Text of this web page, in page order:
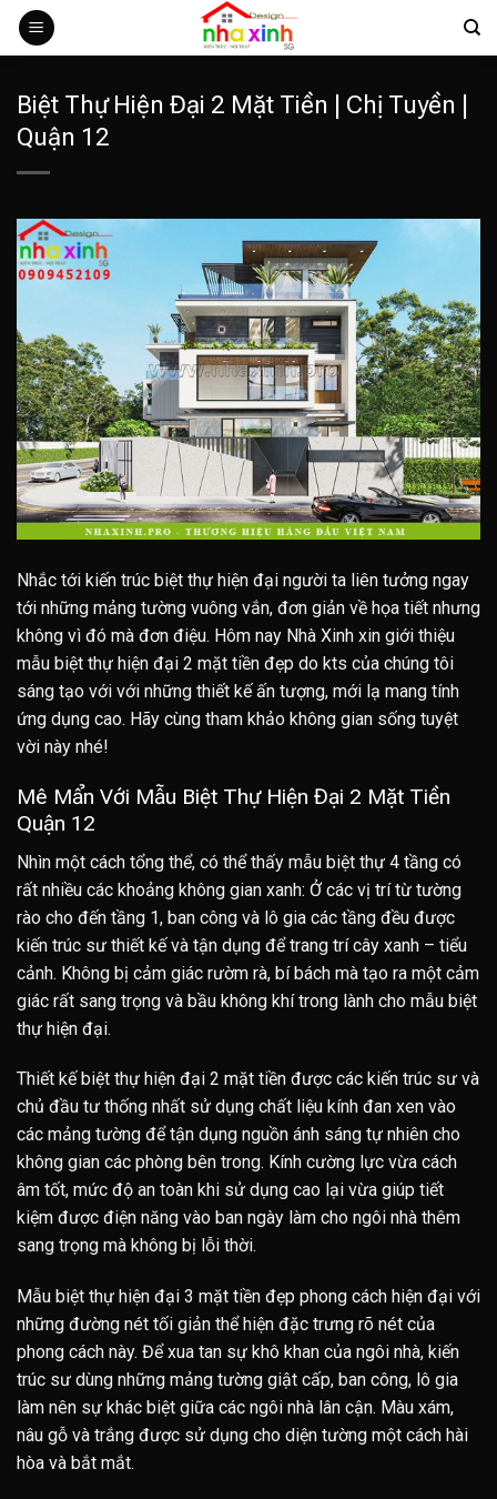
qua
dungBiệt Thự Hiện Đại 2 Mặt Tiền | Chị Tuyền |
Quận 12
Nhắc tới kiến trúc biệt thự hiện đại người ta liên tưởng ngay
tới những mảng tường vuông vắn, đơn giản về họa tiết nhưng
không vì đó mà đơn điệu. Hôm nay Nhà Xinh xin giới thiệu
mẫu biệt thự hiện đại 2 mặt tiền đẹp do kts của chúng tôi
sáng tạo với với những thiết kế ấn tượng, mới lạ mang tính
ứng dụng cao. Hãy cùng tham khảo không gian sống tuyệt
vời này nhé!
Mê Mẩn Với Mẫu Biệt Thự Hiện Đại 2 Mặt Tiền
Quận 12
Nhìn một cách tổng thể, có thể thấy mẫu biệt thự 4 tầng có
rất nhiều các khoảng không gian xanh: Ở các vị trí từ tường
rào cho đến tầng 1, ban công và lô gia các tầng đều được
kiến trúc sư thiết kế và tận dụng để trang trí cây xanh – tiểu
cảnh. Không bị cảm giác rườm rà, bí bách mà tạo ra một cảm
giác rất sang trọng và bầu không khí trong lành cho mẫu biệt
thự hiện đại.
Thiết kế biệt thự hiện đại 2 mặt tiền được các kiến trúc sư và
chủ đầu tư thống nhất sử dụng chất liệu kính đan xen vào
các mảng tường để tận dụng nguồn ánh sáng tự nhiên cho
không gian các phòng bên trong. Kính cường lực vừa cách
âm tốt, mức độ an toàn khi sử dụng cao lại vừa giúp tiết
kiệm được điện năng vào ban ngày làm cho ngôi nhà thêm
sang trọng mà không bị lỗi thời.
Mẫu biệt thự hiện đại 3 mặt tiền đẹp phong cách hiện đại với
những đường nét tối giản thể hiện đặc trưng rõ nét của
phong cách này. Để xua tan sự khô khan của ngôi nhà, kiến
trúc sư dùng những mảng tường giật cấp, ban công, lô gia
làm nên sự khác biệt giữa các ngôi nhà lân cận. Màu xám,
nâu gỗ và trắng được sử dụng cho diện tường một cách hài
hòa và bắt mắt.